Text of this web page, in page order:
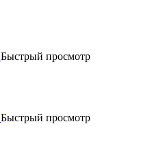
Быстрый просмотр
Быстрый просмотр